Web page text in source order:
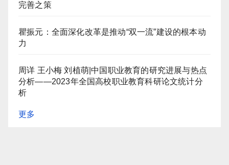
完善之策
瞿振元：全面深化改革是推动“双一流”建设的根本动
力
周详 王小梅 刘植萌|中国职业教育的研究进展与热点
分析——2023年全国高校职业教育科研论文统计分
析
更多